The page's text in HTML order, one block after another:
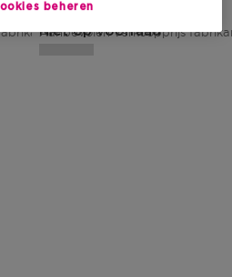
€ 181,27
Niet op voorraad
Kortingsprijs
€ 88,78
Aanbevolen verkoopprijs
beheren